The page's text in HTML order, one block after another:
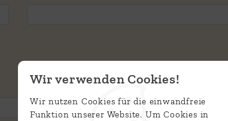
Wir verwenden Cookies!
Wir nutzen Cookies für die einwandfreie
Funktion unserer Website. Um Cookies in